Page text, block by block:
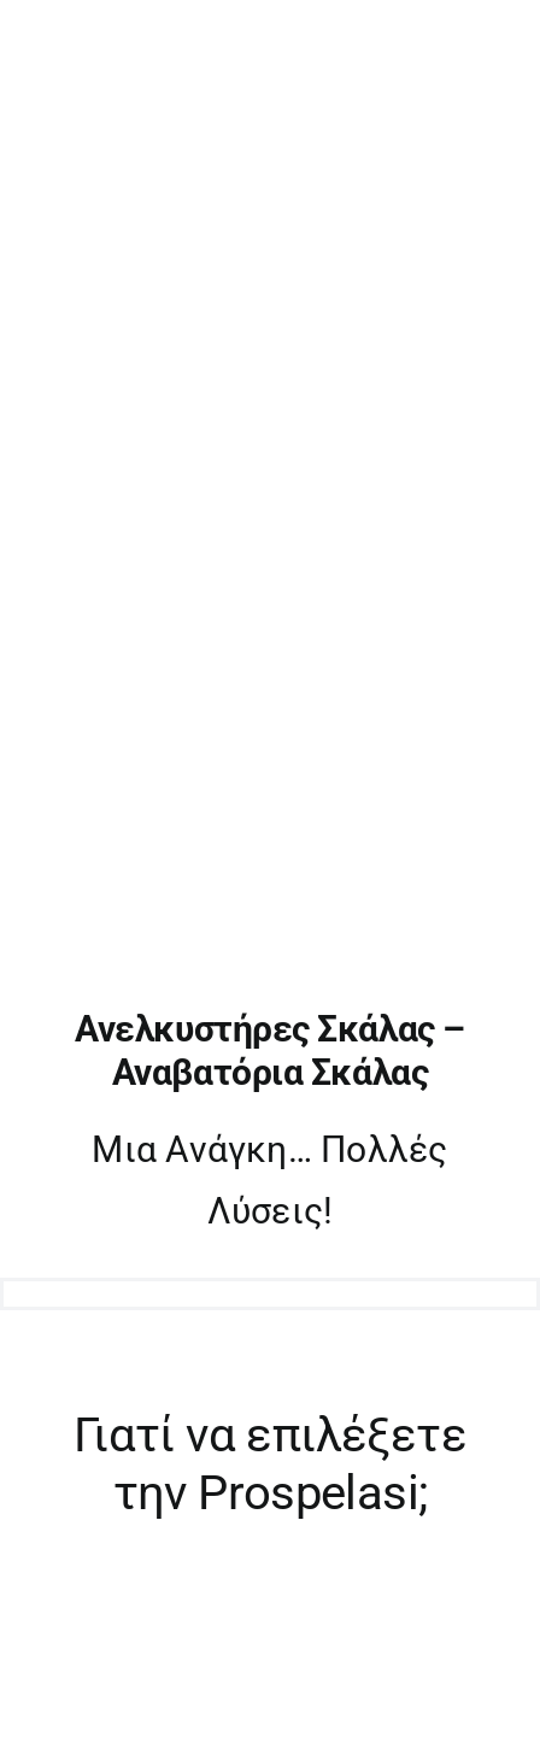
Ανελκυστήρες Σκάλας –
Αναβατόρια Σκάλας
Μια Ανάγκη… Πολλές
Λύσεις!
Γιατί να επιλέξετε
την Prospelasi;